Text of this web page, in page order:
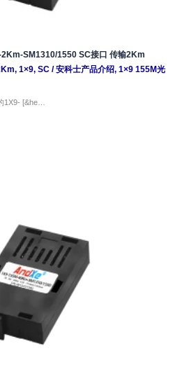
SM1310/1550 SC接口 传输2Km
, 1×9, SC/安科士产品介绍, 1×9 155M光
1X9- [&he…